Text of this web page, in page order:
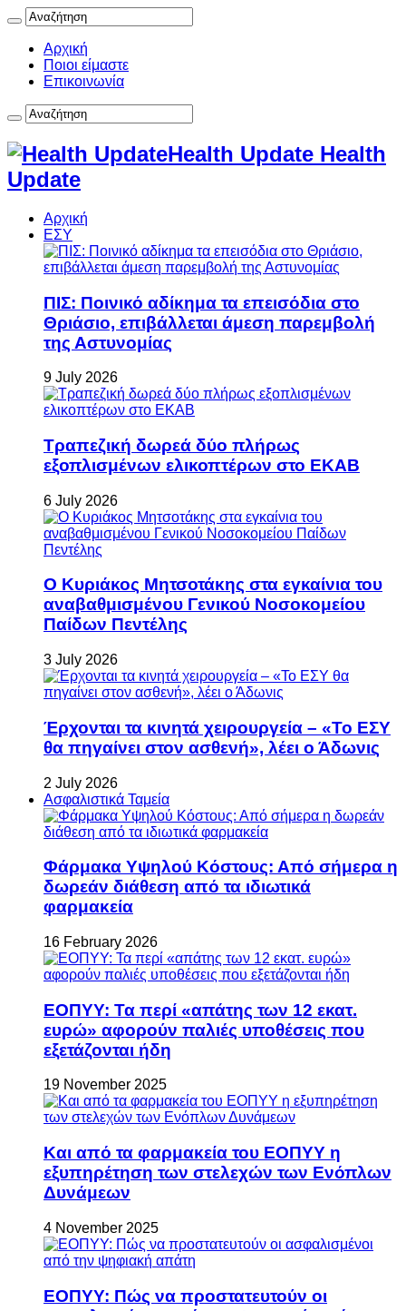
Αρχική
Ποιοι είμαστε
Επικοινωνία
Health Update Health
Update
Αρχική
ΕΣΥ
ΠΙΣ: Ποινικό αδίκημα τα επεισόδια στο
Θριάσιο, επιβάλλεται άμεση παρεμβολή
της Αστυνομίας
9 July 2026
Τραπεζική δωρεά δύο πλήρως
εξοπλισμένων ελικοπτέρων στο ΕΚΑΒ
6 July 2026
Ο Κυριάκος Μητσοτάκης στα εγκαίνια του
αναβαθμισμένου Γενικού Νοσοκομείου
Παίδων Πεντέλης
3 July 2026
Έρχονται τα κινητά χειρουργεία – «Το ΕΣΥ
θα πηγαίνει στον ασθενή», λέει ο Άδωνις
2 July 2026
Ασφαλιστικά Ταμεία
Φάρμακα Υψηλού Κόστους: Από σήμερα η
δωρεάν διάθεση από τα ιδιωτικά
φαρμακεία
16 February 2026
ΕΟΠΥΥ: Τα περί «απάτης των 12 εκατ.
ευρώ» αφορούν παλιές υποθέσεις που
εξετάζονται ήδη
19 November 2025
Και από τα φαρμακεία του ΕΟΠΥΥ η
εξυπηρέτηση των στελεχών των Ενόπλων
Δυνάμεων
4 November 2025
ΕΟΠΥΥ: Πώς να προστατευτούν οι